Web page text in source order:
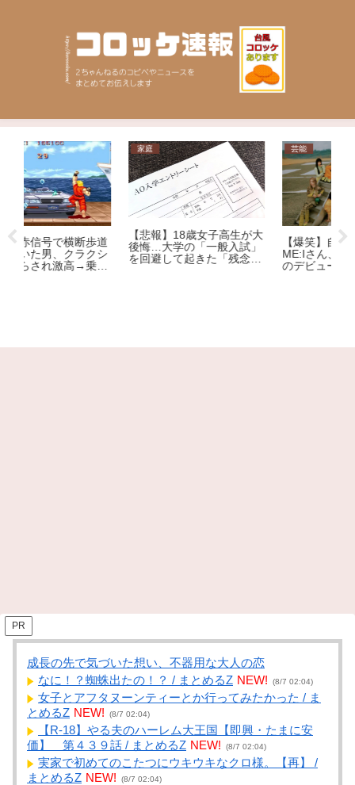
家庭
【悲報】18歳女子高生が大
後悔…大学の「一般入試」
を回避して起きた「残念す
ぎる悲劇」
芸能
【爆笑】自称覇権アイドル
ME:Iさん、初日売上でNiziu
のデビューシングルを下回
【
抜
PR
成長の先で気づいた想い、不器用な大人の恋
なに！？蜘蛛出たの！？ / まとめるZ NEW! (8/7 02:04)
女子とアフタヌーンティーとか行ってみたかった / ま
とめるZ NEW! (8/7 02:04)
【R-18】やる夫のハーレム大王国【即興・たまに安
価】 第４３９話 / まとめるZ NEW! (8/7 02:04)
実家で初めてのこたつにウキウキなクロ様。【再】 /
まとめるZ NEW! (8/7 02:04)